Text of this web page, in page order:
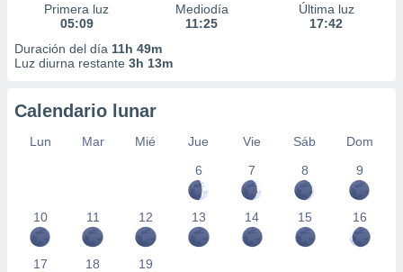
Primera luz
05:09
Mediodía
11:25
Última luz
17:42
Duración del día 11h 49m
Luz diurna restante 3h 13m
Calendario lunar
Lun Mar Mié Jue Vie Sáb
Dom
6
7 8 9
10 11 12 13 14 15 16
17 18 19